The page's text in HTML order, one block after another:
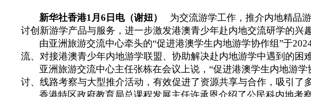
新华社香港1月6日电（谢妞）
为交流游学工作，推介内地精品
讨创新游学产品与服务，进一步激发港澳青少年赴内地交流研学的兴趣
由亚洲旅游交流中心牵头的“促进港澳学生内地游学协作组”于
流、对接港澳青少年内地游学联盟、协助解决赴内地游学中遇到的困
亚洲旅游交流中心主任张栋在会议上说，“促进港澳学生内地游
讨、线路考察与大型推介活动，有效促进了资源共享与合作，吸引了
香港特区政府教育局总课程发展主任许承恩介绍了公民科内地